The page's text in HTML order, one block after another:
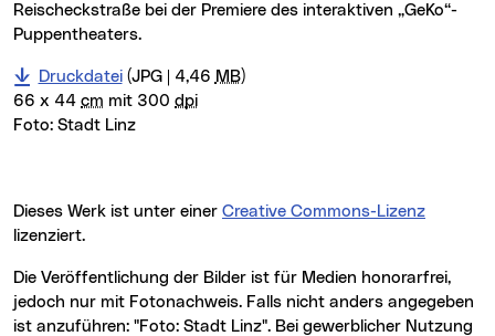
Reischeckstraße bei der Premiere des interaktiven „GeKo“-
Puppentheaters.
Druckdatei(JPG | 4,46 MB)
66 x 44 cm mit 300 dpi
Foto: Stadt Linz
Dieses Werk ist unter einer Creative Commons-Lizenz
lizenziert.
Die Veröffentlichung der Bilder ist für Medien honorarfrei,
jedoch nur mit Fotonachweis. Falls nicht anders angegeben
ist anzuführen: "Foto: Stadt Linz". Bei gewerblicher Nutzung